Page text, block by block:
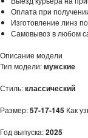
Оплата при
Изготовление линз
Самовывоз в любом
Описание модели
Тип модели:мужские
Стиль:классический
Размер:57-17-145 Как
Год выпуска:2025